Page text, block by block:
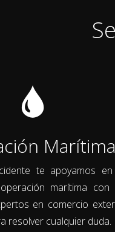
Marítima
te apoyamos
marítima con
en comercio
resolver cualquier duda.